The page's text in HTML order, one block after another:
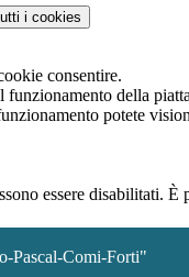
i cookies
consentire.
della
potete
essere disabilitati.
Pascal-Comi-Forti"